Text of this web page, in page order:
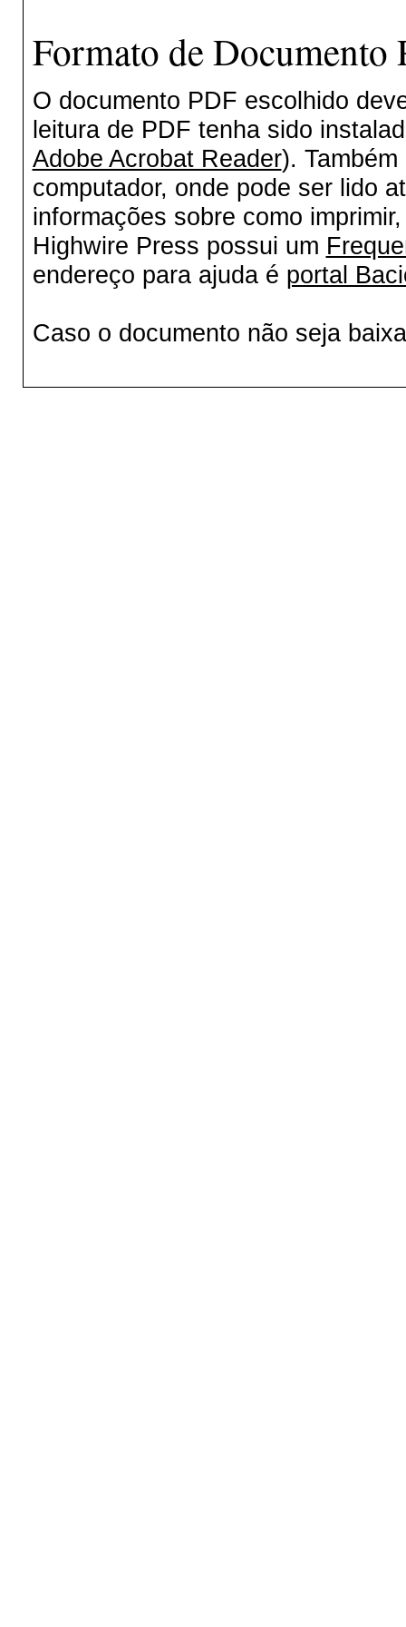
Formato de
O documento PDF escolhido
leitura de PDF tenha sido
Adobe Acrobat Reader).
computador, onde pode ser lido
informações sobre como
Highwire Press possui um
endereço para ajuda é portal
Caso o documento não seja